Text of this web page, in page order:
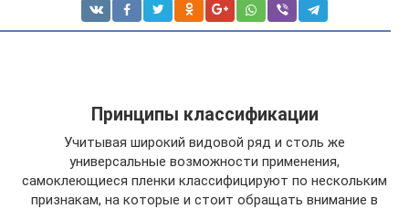
Принципы классификации
Учитывая широкий видовой ряд и столь же
универсальные возможности применения,
самоклеющиеся пленки классифицируют по нескольким
признакам, на которые и стоит обращать внимание в